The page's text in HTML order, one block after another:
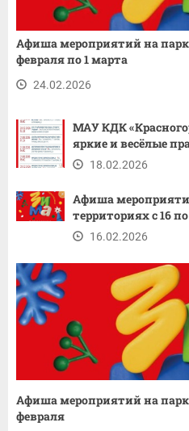
Афиша мероприятий на
февраля по 1 марта
24.02.2026
МАУ КДК
яркие и весёлые
18.02.2026
Афиша
территориях с 16
16.02.2026
Афиша мероприятий на
февраля